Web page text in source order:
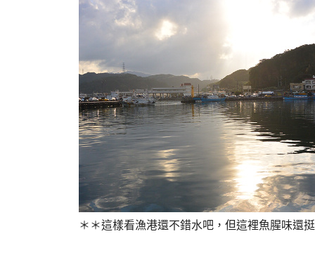
＊＊這樣看漁港還不錯水吧，但這裡魚腥味還